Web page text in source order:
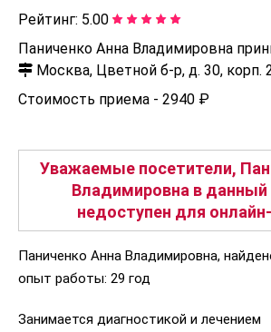
Рейтинг: 5.00
Паниченко Анна Владимировна
Москва, Цветной б-р, д. 30, корп.
Стоимость приема - 2940 ₽
Уважаемые посетители,
Владимировна в
недоступен для
Паниченко Анна Владимировна,
опыт работы: 29 год
Занимается диагностикой и лечением